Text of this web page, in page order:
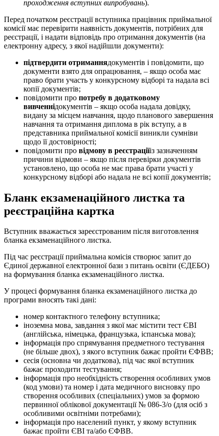
проходження вступних випробувань).
Перед початком реєстрації вступника працівник приймальної
комісії має перевірити наявність документів, потрібних для
реєстрації, і надати відповідь про отримання документів (на
електронну адресу, з якої надійшли документи):
підтвердити отриманнядокументів і повідомити, що
документи взято для опрацювання, – якщо особа має
право брати участь у конкурсному відборі та надала всі
копії документів;
повідомити про потребу в додатковому
вивченнідокументів – якщо особа надала довідку,
видану за місцем навчання, щодо планового завершення
навчання та отримання диплома в рік вступу, а в
представника приймальної комісії виникли сумніви
щодо її достовірності;
повідомити про відмову в реєстраціїіз зазначенням
причини відмови – якщо після перевірки документів
установлено, що особа не має права брати участі у
конкурсному відборі або надала не всі копії документів;
Бланк екзаменаційного листка та
реєстраційна картка
Вступник вважається зареєстрованим після виготовлення
бланка екзаменаційного листка.
Під час реєстрації приймальна комісія створює запит до
Єдиної державної електронної бази з питань освіти (ЄДЕБО)
на формування бланка екзаменаційного листка.
У процесі формування бланка екзаменаційного листка до
програми вносять такі дані:
номер контактного телефону вступника;
іноземна мова, завдання з якої має містити тест ЄВІ
(англійська, німецька, французька, іспанська мова);
інформація про спрямування предметного тестування
(не більше двох), з якого вступник бажає пройти ЄФВВ;
сесія (основна чи додаткова), під час якої вступник
бажає проходити тестування;
інформація про необхідність створення особливих умов
(код умови) та номер і дата медичного висновку про
створення особливих (спеціальних) умов за формою
первинної облікової документації № 086-3/о (для осіб з
особливими освітніми потребами);
інформація про населений пункт, у якому вступник
бажає пройти ЄВІ та/або ЄФВВ.